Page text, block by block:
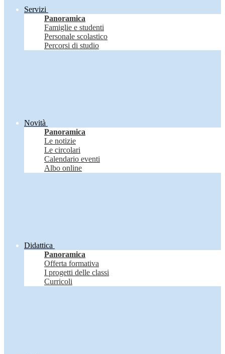
Servizi
Panoramica
Famiglie e studenti
Personale scolastico
Percorsi di studio
Novità
Panoramica
Le notizie
Le circolari
Calendario eventi
Albo online
Didattica
Panoramica
Offerta formativa
I progetti delle classi
Curricoli